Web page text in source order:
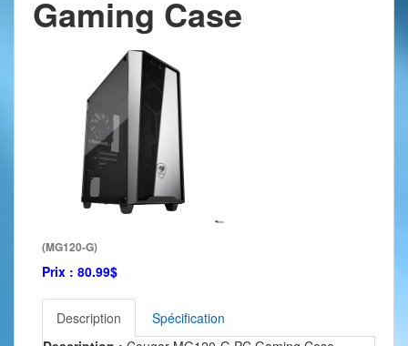
Gaming Case
(MG120-G)
Prix : 80.99$
Description
Spécification